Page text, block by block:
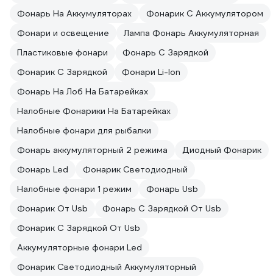
Фонарь На Аккумуляторах
Фонарик С Аккумулятором
Фонари и освещение
Лампа Фонарь Аккумуляторная
Пластиковые фонари
Фонарь С Зарядкой
Фонарик С Зарядкой
Фонари Li-Ion
Фонарь На Лоб На Батарейках
Налобные Фонарики На Батарейках
Налобные фонари для рыбалки
Фонарь аккумуляторный 2 режима
Диодный Фонарик
Фонарь Led
Фонарик Светодиодный
Налобные фонари 1 режим
Фонарь Usb
Фонарик От Usb
Фонарь С Зарядкой От Usb
Фонарик С Зарядкой От Usb
Аккумуляторные фонари Led
Фонарик Светодиодный Аккумуляторный